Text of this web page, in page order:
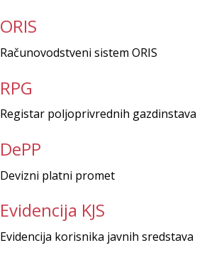
ORIS
Računovodstveni sistem ORIS
RPG
Registar poljoprivrednih gazdinstava
DePP
Devizni platni promet
Evidencija KJS
Evidencija korisnika javnih sredstava